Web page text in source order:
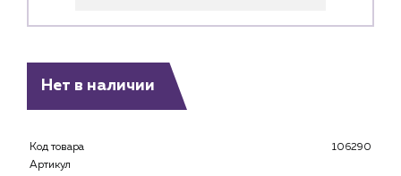
Нет в наличии
Код товара
106290
Артикул